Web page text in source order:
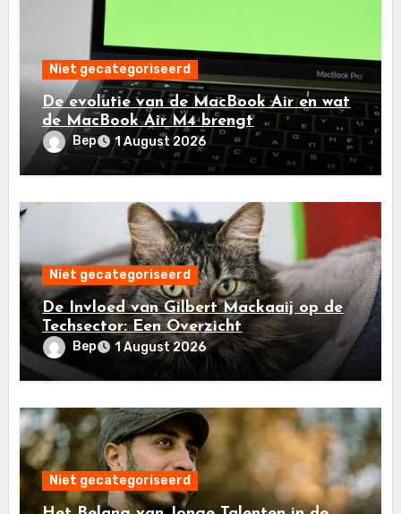
Niet gecategoriseerd
De evolutie van de MacBook Air en wat
de MacBook Air M4 brengt
Bep 1 August 2026
Niet gecategoriseerd
De Invloed van Gilbert Mackaaij op de
Techsector: Een Overzicht
Bep 1 August 2026
Niet gecategoriseerd